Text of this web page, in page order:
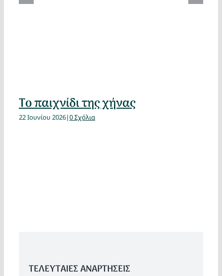
Το παιχνίδι της χήνας
22 Ιουνίου 2026|0 Σχόλια
ΤΕΛΕΥΤΑΙΕΣ ΑΝΑΡΤΗΣΕΙΣ